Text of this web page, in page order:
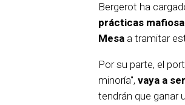
Bergerot ha
prácticas
Mesa a tramitar
Por su parte, el
minoría", vaya a
tendrán que ganar